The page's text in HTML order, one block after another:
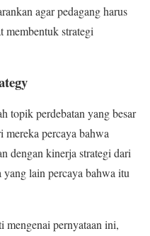
agar pedagang harus
membentuk strategi
topik perdebatan yang besar
mereka percaya bahwa
dengan kinerja strategi dari
yang lain percaya bahwa itu
mengenai pernyataan ini,